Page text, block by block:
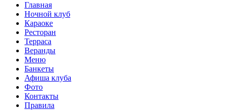
Главная
Ночной клуб
Караоке
Ресторан
Терраса
Веранды
Меню
Банкеты
Афиша клуба
Фото
Контакты
Правила